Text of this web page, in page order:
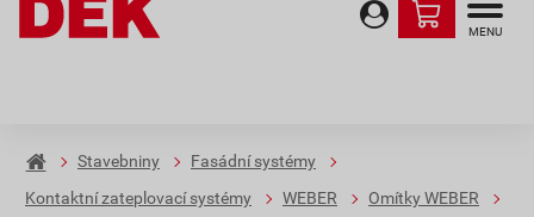
MENU
Stavebniny
Fasádní systémy
Kontaktní zateplovací systémy
WEBER
Omítky WEBER